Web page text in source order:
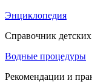
Энциклопедия
Справочник
Водные процедуры
Рекомендации и